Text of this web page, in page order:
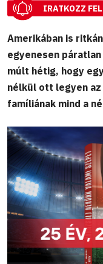
IRATKOZZ
Amerikában is
egyenesen
múlt hétig, hogy
nélkül ott legyen
famíliának mind a